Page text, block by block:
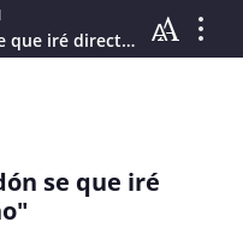
"No necesito pedir perdón se que iré directamente al infierno"
se que iré